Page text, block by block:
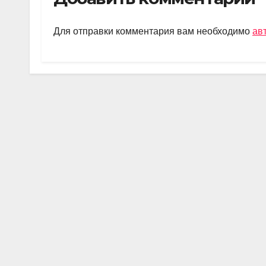
gr
a
s
A
p
o
kl
ss
а
в
ть
Для отправки комментария вам необходимо